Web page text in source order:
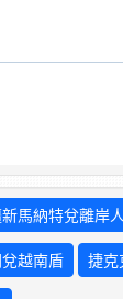
馬納特兌離岸
越南盾 捷克